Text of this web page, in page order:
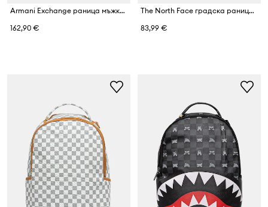
Armani Exchange раница мъжка от имитация на кожа
162,90 €
The North Face градска раница Vault
83,99 €